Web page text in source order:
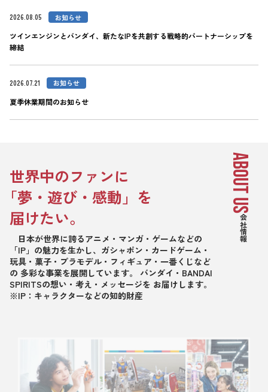
2026.08.05 お知らせ
ツインエンジンとバンダイ、新たなIPを共創する戦略的パートナーシップを
締結
2026.07.21 お知らせ
夏季休業期間のお知らせ
ABOUT US
会社情報
世界中のファンに
「夢・遊び・感動」を
届けたい。
日本が世界に誇るアニメ・マンガ・ゲームなどの
「IP」の魅力を生かし、ガシャポン・カードゲーム・
玩具・菓子・プラモデル・フィギュア・一番くじなど
の 多彩な事業を展開しています。 バンダイ・BANDAI
SPIRITSの想い・考え・メッセージを お届けします。
※IP：キャラクターなどの知的財産